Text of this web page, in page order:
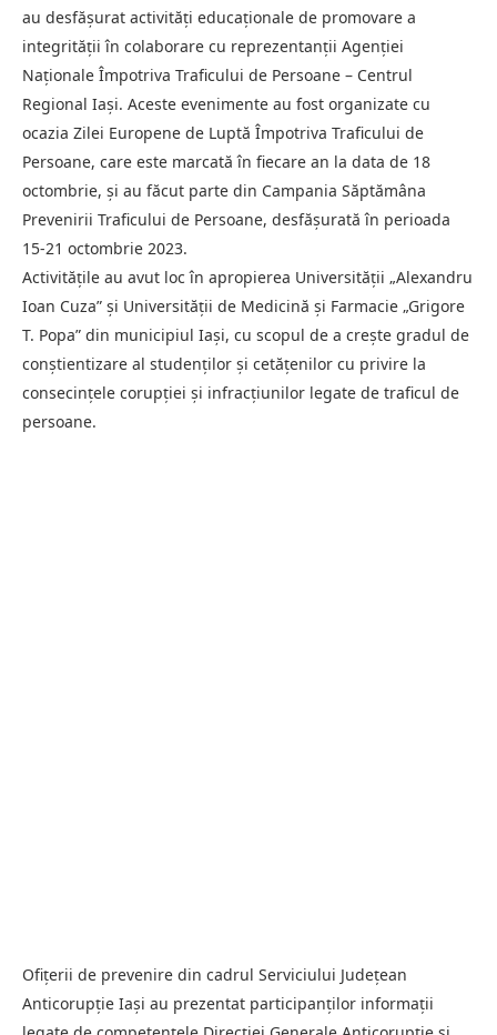
au desfășurat activități educaționale de promovare a
integrității în colaborare cu reprezentanții Agenției
Naționale Împotriva Traficului de Persoane – Centrul
Regional Iași. Aceste evenimente au fost organizate cu
ocazia Zilei Europene de Luptă Împotriva Traficului de
Persoane, care este marcată în fiecare an la data de 18
octombrie, și au făcut parte din Campania Săptămâna
Prevenirii Traficului de Persoane, desfășurată în perioada
15-21 octombrie 2023.
Activitățile au avut loc în apropierea Universității „Alexandru
Ioan Cuza” și Universității de Medicină și Farmacie „Grigore
T. Popa” din municipiul Iași, cu scopul de a crește gradul de
conștientizare al studenților și cetățenilor cu privire la
consecințele corupției și infracțiunilor legate de traficul de
persoane.
Ofițerii de prevenire din cadrul Serviciului Județean
Anticorupție Iași au prezentat participanților informații